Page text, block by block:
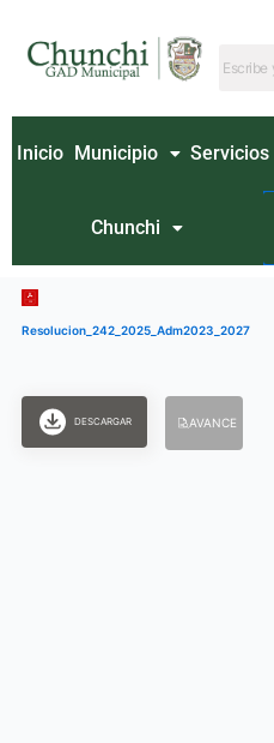
contenido
Inicio Municipio Servicios
Chunchi
Resolucion_242_2025_Adm2023_2027
DESCARGAR AVANCE